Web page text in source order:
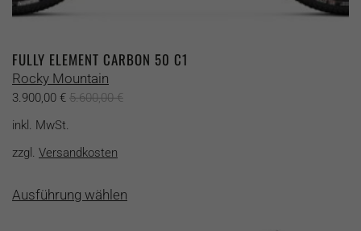
FULLY ELEMENT CARBON 50 C1
Rocky Mountain
3.900,00 € 5.600,00€
inkl. MwSt.
zzgl. Versandkosten
Ausführung wählenProdukt